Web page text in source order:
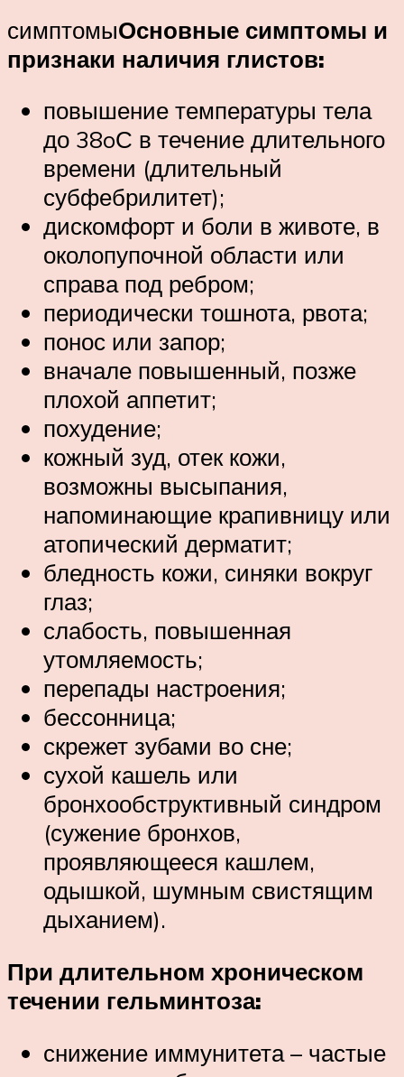
симптомыОсновные симптомы и
признаки наличия глистов:
повышение температуры тела
до 38oС в течение длительного
времени (длительный
субфебрилитет);
дискомфорт и боли в животе, в
околопупочной области или
справа под ребром;
периодически тошнота, рвота;
понос или запор;
вначале повышенный, позже
плохой аппетит;
похудение;
кожный зуд, отек кожи,
возможны высыпания,
напоминающие крапивницу или
атопический дерматит;
бледность кожи, синяки вокруг
глаз;
слабость, повышенная
утомляемость;
перепады настроения;
бессонница;
скрежет зубами во сне;
сухой кашель или
бронхообструктивный синдром
(сужение бронхов,
проявляющееся кашлем,
одышкой, шумным свистящим
дыханием).
При длительном хроническом
течении гельминтоза:
снижение иммунитета – частые